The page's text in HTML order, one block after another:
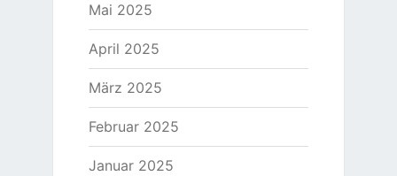
Mai 2025
April 2025
März 2025
Februar 2025
Januar 2025